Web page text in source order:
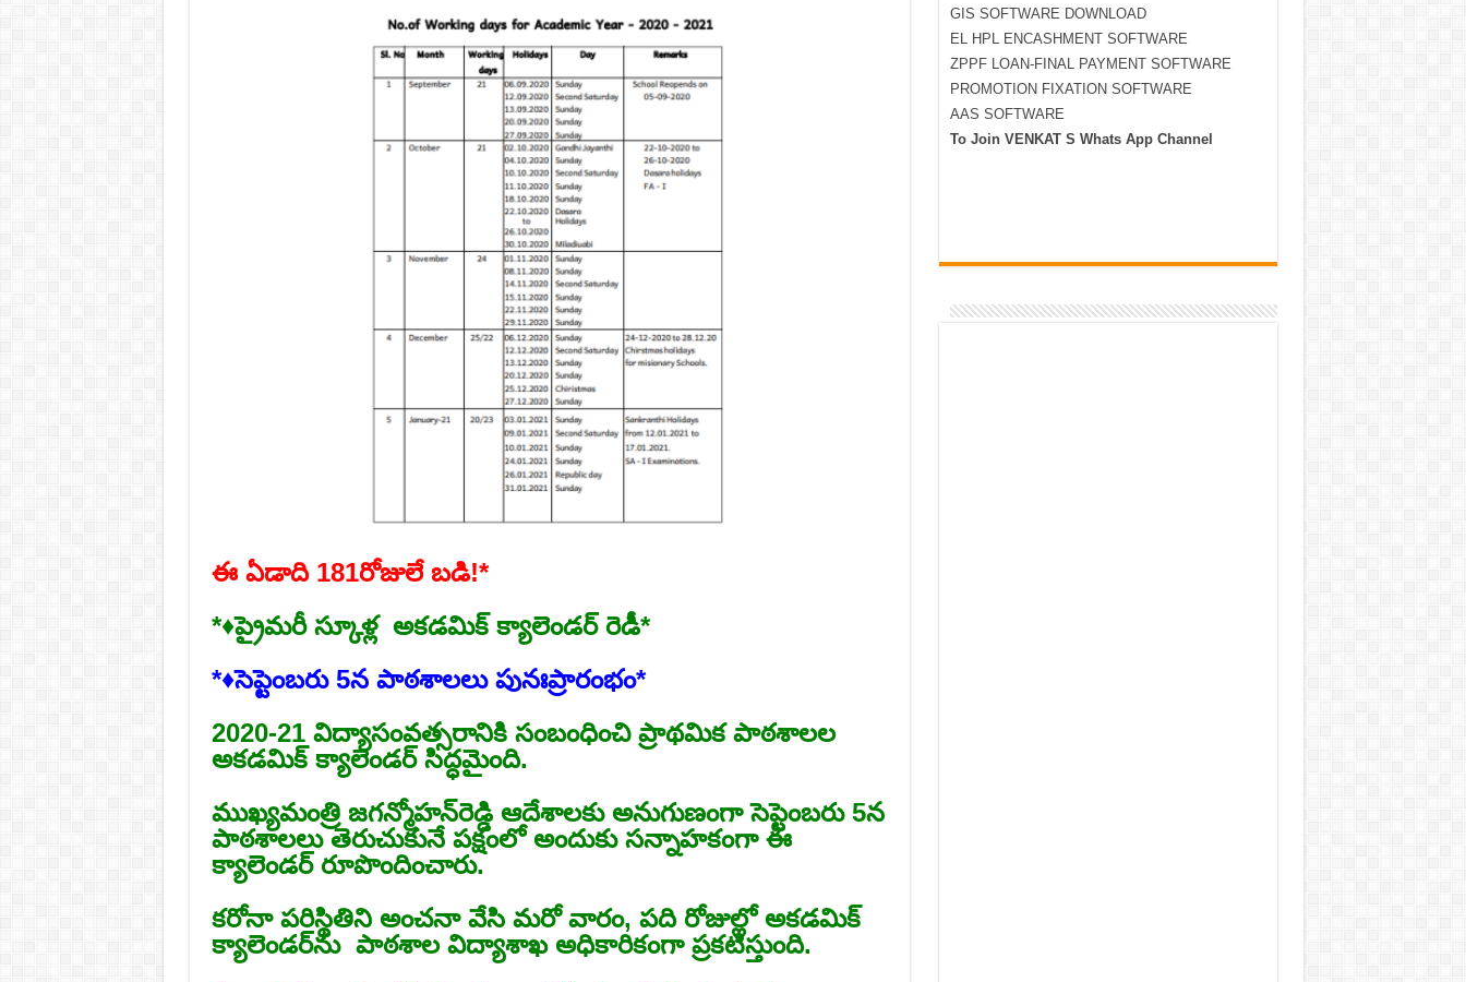
ఈ ఏడాది 181రోజులే బడి!*
*♦ప్రైమరీ స్కూళ్ల అకడమిక్‌ క్యాలెండర్‌ రెడీ*
*♦సెప్టెంబరు 5న పాఠశాలలు పునఃప్రారంభం*
2020-21 విద్యాసంవత్సరానికి సంబంధించి ప్రాథమిక పాఠశాలల
అకడమిక్‌ క్యాలెండర్‌ సిద్ధమైంది.
ముఖ్యమంత్రి జగన్మోహన్‌రెడ్డి ఆదేశాలకు అనుగుణంగా సెప్టెంబరు 5న
పాఠశాలలు తెరుచుకునే పక్షంలో అందుకు సన్నాహకంగా ఈ
క్యాలెండర్‌ రూపొందించారు.
కరోనా పరిస్థితిని అంచనా వేసి మరో వారం, పది రోజుల్లో అకడమిక్‌
క్యాలెండర్‌ను పాఠశాల విద్యాశాఖ అధికారికంగా ప్రకటిస్తుంది.
GIS SOFTWARE DOWNLOAD
EL HPL ENCASHMENT SOFTWARE
ZPPF LOAN-FINAL PAYMENT SOFTWARE
PROMOTION FIXATION SOFTWARE
AAS SOFTWARE
To Join VENKAT S Whats App Channel